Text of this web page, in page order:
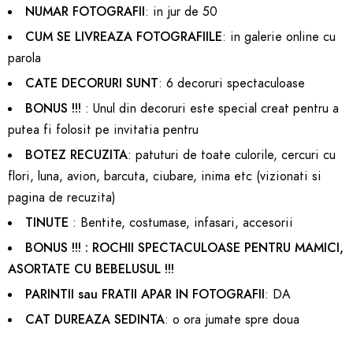
NUMAR FOTOGRAFII: in jur de 50
CUM SE LIVREAZA FOTOGRAFIILE: in galerie online cu
parola
CATE DECORURI SUNT: 6 decoruri spectaculoase
BONUS !!! : Unul din decoruri este special creat pentru a
putea fi folosit pe invitatia pentru
BOTEZ RECUZITA: patuturi de toate culorile, cercuri cu
flori, luna, avion, barcuta, ciubare, inima etc (vizionati si
pagina de recuzita)
TINUTE : Bentite, costumase, infasari, accesorii
BONUS !!! : ROCHII SPECTACULOASE PENTRU MAMICI,
ASORTATE CU BEBELUSUL !!!
PARINTII sau FRATII APAR IN FOTOGRAFII: DA
CAT DUREAZA SEDINTA: o ora jumate spre doua